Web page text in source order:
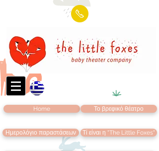
Home Το βρεφικό θέατρο
Ημερολόγιο παραστάσεων Τί είναι η "The Little Foxes"